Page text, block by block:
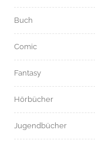
Buch
Comic
Fantasy
Hörbücher
Jugendbücher